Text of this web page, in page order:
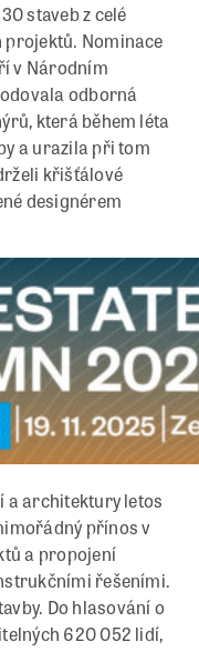
staveb z celé
projektů. Nominace
v Národním
odborná
která během léta
a urazila při tom
křišťálové
designérem
a architektury letos
přínos v
a propojení
řešeními.
Do hlasování o
620 052 lidí,